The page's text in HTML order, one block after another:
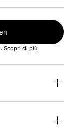
Scopri di più